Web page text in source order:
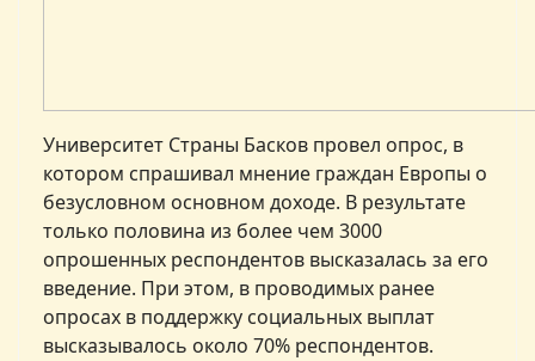
Университет Страны Басков провел опрос, в
котором спрашивал мнение граждан Европы о
безусловном основном доходе. В результате
только половина из более чем 3000
опрошенных респондентов высказалась за его
введение. При этом, в проводимых ранее
опросах в поддержку социальных выплат
высказывалось около 70% респондентов.